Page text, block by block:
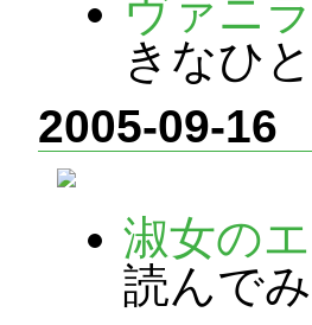
ヴァニ
きなひ
2005-09-16
淑女の
読んで